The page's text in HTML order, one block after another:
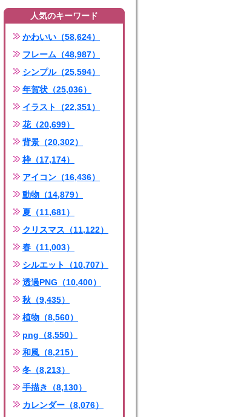
人気のキーワード
かわいい（58,624）
フレーム（48,987）
シンプル（25,594）
年賀状（25,036）
イラスト（22,351）
花（20,699）
背景（20,302）
枠（17,174）
アイコン（16,436）
動物（14,879）
夏（11,681）
クリスマス（11,122）
春（11,003）
シルエット（10,707）
透過PNG（10,400）
秋（9,435）
植物（8,560）
png（8,550）
和風（8,215）
冬（8,213）
手描き（8,130）
カレンダー（8,076）